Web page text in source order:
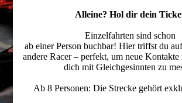
Alleine? Hol dir dein
Einzelfahrten sind schon
ab einer Person buchbar! Hier triffst du
andere Racer – perfekt, um neue
dich mit Gleichgesinnten zu
Ab 8 Personen: Die Strecke gehört